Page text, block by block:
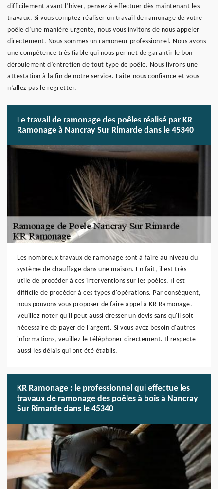
difficilement avant l’hiver, pensez à effectuer dès maintenant les
travaux. Si vous comptez réaliser un travail de ramonage de votre
poêle d’une manière urgente, nous vous invitons de nous appeler
directement. Nous sommes un ramoneur professionnel. Nous avons
une compétence très fiable qui nous permet de garantir le bon
déroulement d’entretien de tout type de poêle. Nous livrons une
attestation à la fin de notre service. Faite-nous confiance et vous
n’allez pas le regretter.
Le travail de ramonage des poêles réalisé par KR
Ramonage à Nancray Sur Rimarde dans le 45340
Les nombreux travaux de ramonage sont à faire au niveau du
système de chauffage dans une maison. En fait, il est très
utile de procéder à ces interventions sur les poêles. Il est
difficile de procéder à ces types d'opérations. Par conséquent,
nous pouvons vous proposer de faire appel à KR Ramonage.
Veuillez noter qu'il peut aussi dresser un devis sans qu'il soit
nécessaire de payer de l'argent. Si vous avez besoin d'autres
informations, veuillez le téléphoner directement. Il respecte
aussi les délais qui ont été établis.
KR Ramonage : le professionnel qui effectue les
travaux de ramonage des poêles à bois à Nancray
Sur Rimarde dans le 45340